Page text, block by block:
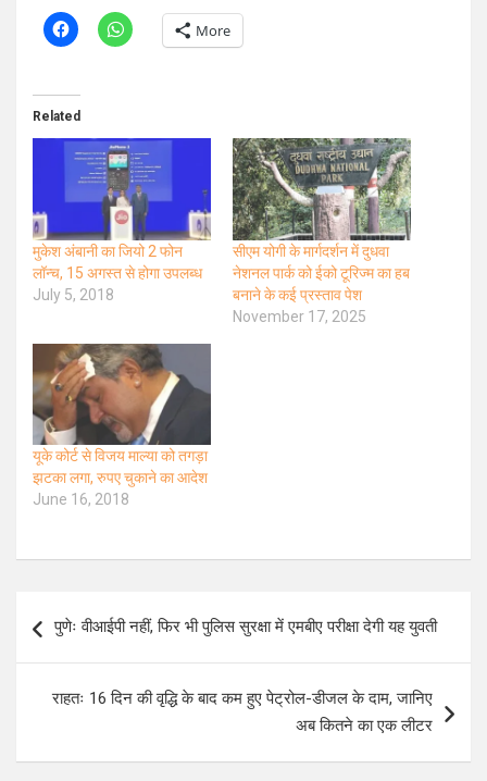
More
Related
मुकेश अंबानी का जियो 2 फोन
लॉन्च, 15 अगस्त से होगा उपलब्ध
July 5, 2018
सीएम योगी के मार्गदर्शन में दुधवा
नेशनल पार्क को ईको टूरिज्म का हब
बनाने के कई प्रस्ताव पेश
November 17, 2025
यूके कोर्ट से विजय माल्या को तगड़ा
झटका लगा, रुपए चुकाने का आदेश
June 16, 2018
navigation
पुणेः वीआईपी नहीं, फिर भी पुलिस सुरक्षा में एमबीए परीक्षा देगी यह युवती
राहतः 16 दिन की वृद्धि के बाद कम हुए पेट्रोल-डीजल के दाम, जानिए
अब कितने का एक लीटर